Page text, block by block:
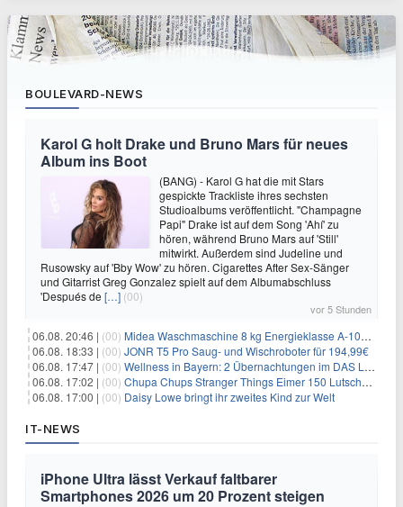
BOULEVARD-NEWS
Karol G holt Drake und Bruno Mars für neues
Album ins Boot
(BANG) - Karol G hat die mit Stars
gespickte Trackliste ihres sechsten
Studioalbums veröffentlicht. "Champagne
Papi" Drake ist auf dem Song 'Ahí' zu
hören, während Bruno Mars auf 'Still'
mitwirkt. Außerdem sind Judeline und
Rusowsky auf 'Bby Wow' zu hören. Cigarettes After Sex-Sänger
und Gitarrist Greg Gonzalez spielt auf dem Albumabschluss
'Después de […] (00)
vor 5 Stunden
06.08. 20:46 | (00) Midea Waschmaschine 8 kg Energieklasse A-10% 1400 U/Min für 289,97€
06.08. 18:33 | (00) JONR T5 Pro Saug- und Wischroboter für 194,99€
06.08. 17:47 | (00) Wellness in Bayern: 2 Übernachtungen im DAS LUDWIG Sports Resort inkl. HP + Wellness ab 174€ p.P.
06.08. 17:02 | (00) Chupa Chups Stranger Things Eimer 150 Lutscher für 21,95€
06.08. 17:00 | (00) Daisy Lowe bringt ihr zweites Kind zur Welt
IT-NEWS
iPhone Ultra lässt Verkauf faltbarer
Smartphones 2026 um 20 Prozent steigen